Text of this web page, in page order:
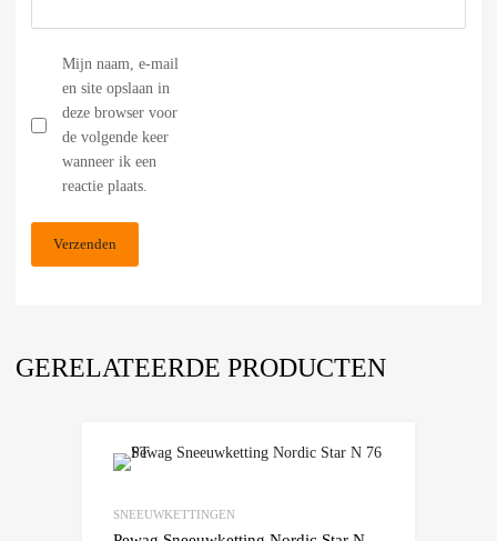
Mijn naam, e-mail
en site opslaan in
deze browser voor
de volgende keer
wanneer ik een
reactie plaats.
GERELATEERDE PRODUCTEN
SNEEUWKETTINGEN